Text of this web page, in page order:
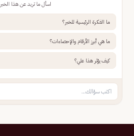
اسأل ما تريد عن هذا الخبر
ما الفكرة الرئيسية للخبر؟
ما هي أبرز الأرقام والإحصاءات؟
كيف يؤثر هذا علي؟